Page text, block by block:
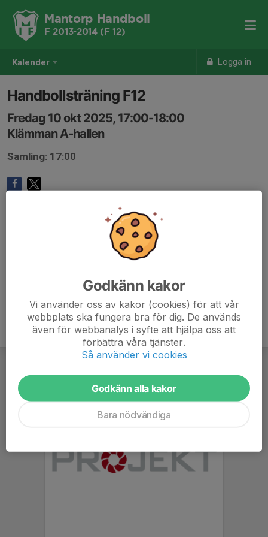
Kalender Logga in
Mantorp Handboll
F 2013-2014 (F 12)
Handbollsträning F12
Fredag 10 okt 2025, 17:00-18:00
Klämman A-hallen
Samling: 17:00
Godkänn kakor
Vi använder oss av kakor (cookies) för att vår
webbplats ska fungera bra för dig. De används
även för webbanalys i syfte att hjälpa oss att
förbättra våra tjänster.
Så använder vi cookies
Godkänn alla kakor
Bara nödvändiga